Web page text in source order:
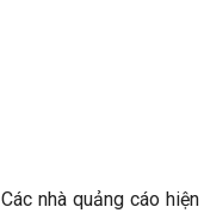
Các nhà quảng cáo